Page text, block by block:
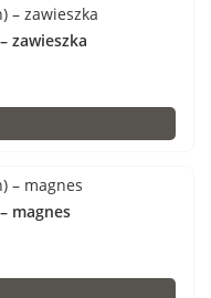
zawieszka
magnes